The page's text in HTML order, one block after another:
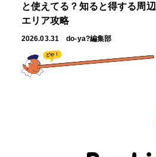
と使えてる？知ると得する周辺
エリア攻略
2026.03.31 do-ya?編集部
どや！